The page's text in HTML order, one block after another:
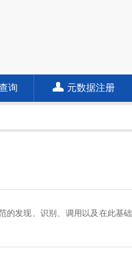
询 元数据注册
的发现、识别、调用以及在此基